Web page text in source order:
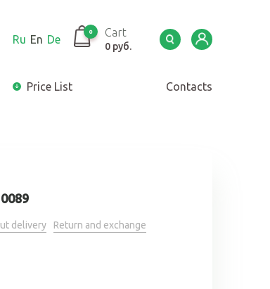
Ru En De
0 Cart
0 руб.
Price List Сontacts
delivery Return and exchange